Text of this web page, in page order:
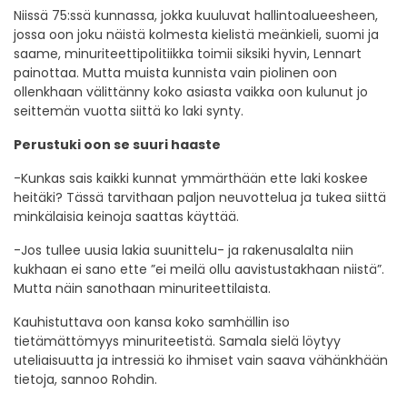
Niissä 75:ssä kunnassa, jokka kuuluvat hallintoalueesheen,
jossa oon joku näistä kolmesta kielistä meänkieli, suomi ja
saame, minuriteettipolitiikka toimii siksiki hyvin, Lennart
painottaa. Mutta muista kunnista vain piolinen oon
ollenkhaan välittänny koko asiasta vaikka oon kulunut jo
seittemän vuotta siittä ko laki synty.
Perustuki oon se suuri haaste
-Kunkas sais kaikki kunnat ymmärthään ette laki koskee
heitäki? Tässä tarvithaan paljon neuvottelua ja tukea siittä
minkälaisia keinoja saattas käyttää.
-Jos tullee uusia lakia suunittelu- ja rakenusalalta niin
kukhaan ei sano ette ”ei meilä ollu aavistustakhaan niistä”.
Mutta näin sanothaan minuriteettilaista.
Kauhistuttava oon kansa koko samhällin iso
tietämättömyys minuriteetistä. Samala sielä löytyy
uteliaisuutta ja intressiä ko ihmiset vain saava vähänkhään
tietoja, sannoo Rohdin.